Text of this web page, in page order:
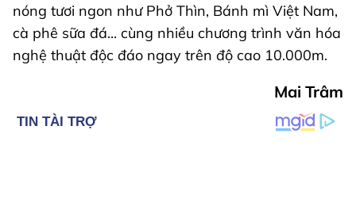
nóng tươi ngon như Phở Thìn, Bánh mì Việt Nam,
cà phê sữa đá... cùng nhiều chương trình văn hóa
nghệ thuật độc đáo ngay trên độ cao 10.000m.
Mai Trâm